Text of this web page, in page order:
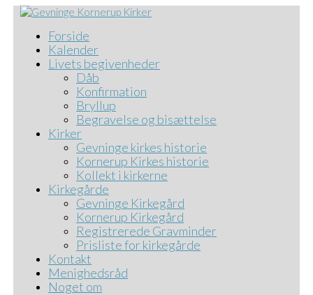
Forside
Kalender
Livets begivenheder
Dåb
Konfirmation
Bryllup
Begravelse og bisættelse
Kirker
Gevninge kirkes historie
Kornerup Kirkes historie
Kollekt i kirkerne
Kirkegårde
Gevninge Kirkegård
Kornerup Kirkegård
Registrerede Gravminder
Prisliste for kirkegårde
Kontakt
Menighedsråd
Noget om